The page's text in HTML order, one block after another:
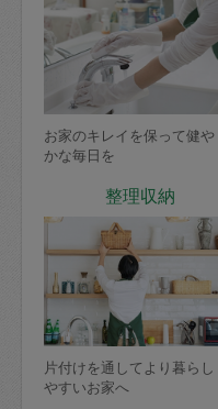
お家のキレイを保って健や
かな毎日を
整理収納
片付けを通してより暮らし
やすいお家へ